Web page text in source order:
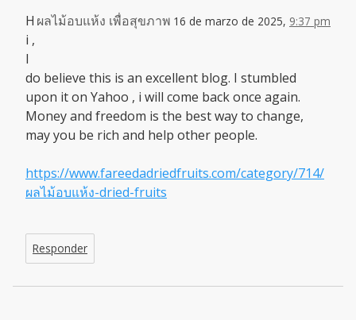
ผลไม้อบแห้ง เพื่อสุขภาพ 16 de marzo de 2025, 9:37 pm
H
i ,
I
do believe this is an excellent blog. I stumbled
upon it on Yahoo , i will come back once again.
Money and freedom is the best way to change,
may you be rich and help other people.
https://www.fareedadriedfruits.com/category/714/
ผลไม้อบแห้ง-dried-fruits
Responder